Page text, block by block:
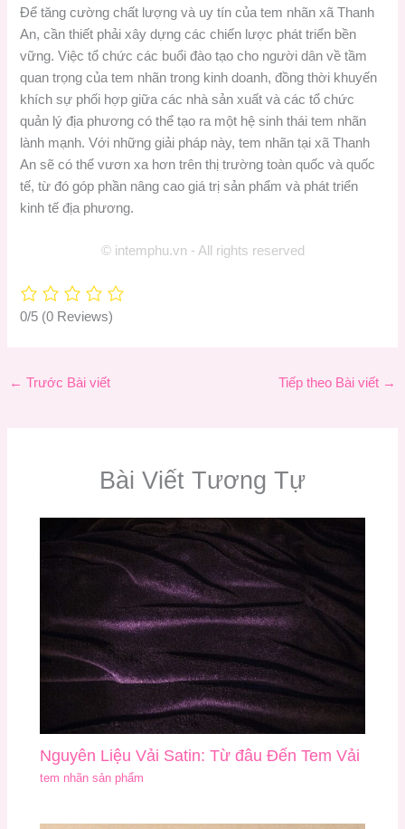
Để tăng cường chất lượng và uy tín của tem nhãn xã Thanh
An, cần thiết phải xây dựng các chiến lược phát triển bền
vững. Việc tổ chức các buổi đào tạo cho người dân về tầm
quan trọng của tem nhãn trong kinh doanh, đồng thời khuyến
khích sự phối hợp giữa các nhà sản xuất và các tổ chức
quản lý địa phương có thể tạo ra một hệ sinh thái tem nhãn
lành mạnh. Với những giải pháp này, tem nhãn tại xã Thanh
An sẽ có thể vươn xa hơn trên thị trường toàn quốc và quốc
tế, từ đó góp phần nâng cao giá trị sản phẩm và phát triển
kinh tế địa phương.
© intemphu.vn - All rights reserved
0/5 (0 Reviews)
← Trước Bài viết Tiếp theo Bài viết →
Bài Viết Tương Tự
Nguyên Liệu Vải Satin: Từ đâu Đến Tem Vải
tem nhãn sản phẩm